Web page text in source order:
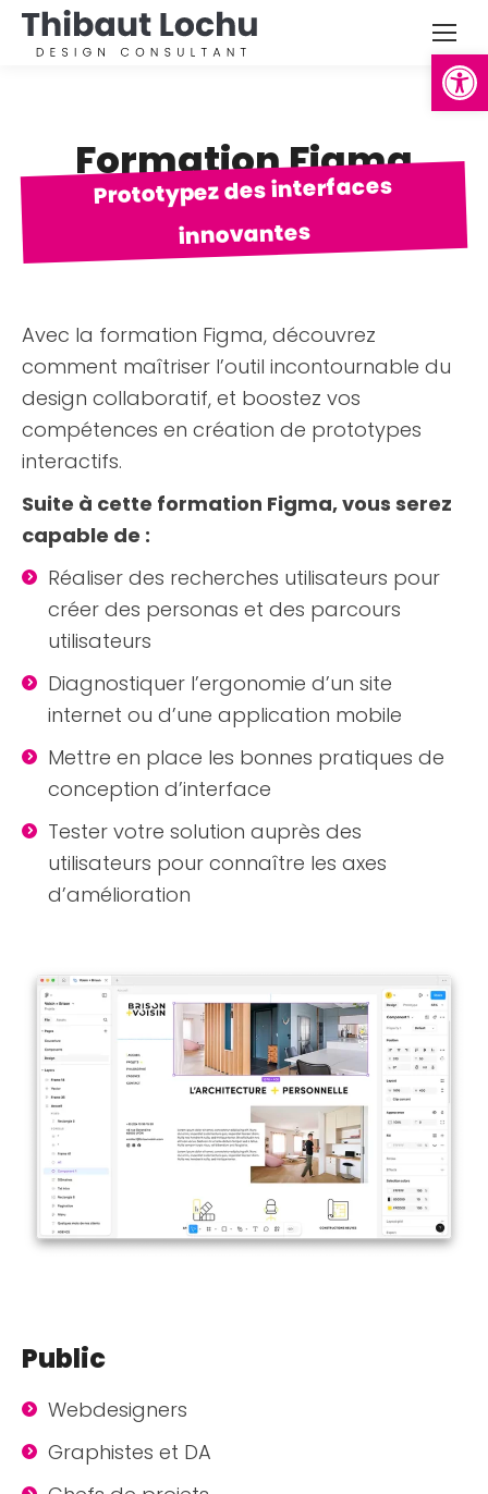
Ouvrir
Formation Figma
Prototypez des interfaces
innovantes
Avec la formation Figma, découvrez
comment maîtriser l’outil incontournable du
design collaboratif, et boostez vos
compétences en création de prototypes
interactifs.
Suite à cette formation Figma, vous serez
capable de :
Réaliser des recherches utilisateurs pour
créer des personas et des parcours
utilisateurs
Diagnostiquer l’ergonomie d’un site
internet ou d’une application mobile
Mettre en place les bonnes pratiques de
conception d’interface
Tester votre solution auprès des
utilisateurs pour connaître les axes
d’amélioration
Public
Webdesigners
Graphistes et DA